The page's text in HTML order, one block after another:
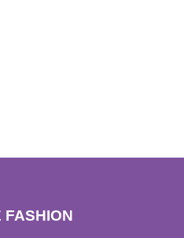
FASHION